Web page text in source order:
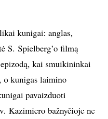
kunigai: anglas,
S. Spielberg’o filmą
kai smuikininkai
o kunigas laimino
pavaizduoti
Kazimiero bažnyčioje ne